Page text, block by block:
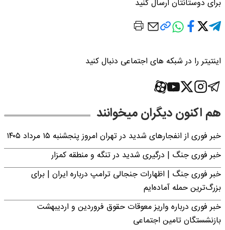
برای دوستانتان ارسال کنید
اینتیتر را در شبکه های اجتماعی دنبال کنید
هم اکنون دیگران میخوانند
خبر فوری از انفجارهای شدید در تهران امروز پنجشنبه ۱۵ مرداد ۱۴۰۵
خبر فوری جنگ | درگیری شدید در تنگه و منطقه کمزار
خبر فوری جنگ | اظهارات جنجالی ترامپ درباره ایران | برای
بزرگ‌ترین حمله آماده‌ایم
خبر فوری درباره واریز معوقات حقوق فروردین و اردیبهشت
بازنشستگان تامین اجتماعی